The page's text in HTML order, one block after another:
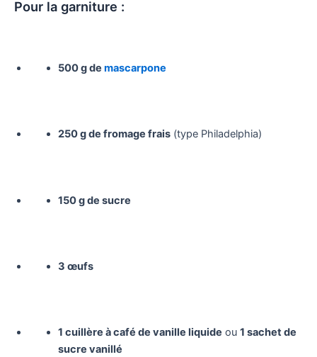
Pour la garniture :
500 g de mascarpone
250 g de fromage frais(type Philadelphia)
150 g de sucre
3 œufs
1 cuillère à café de vanille liquide ou 1 sachet de
sucre vanillé